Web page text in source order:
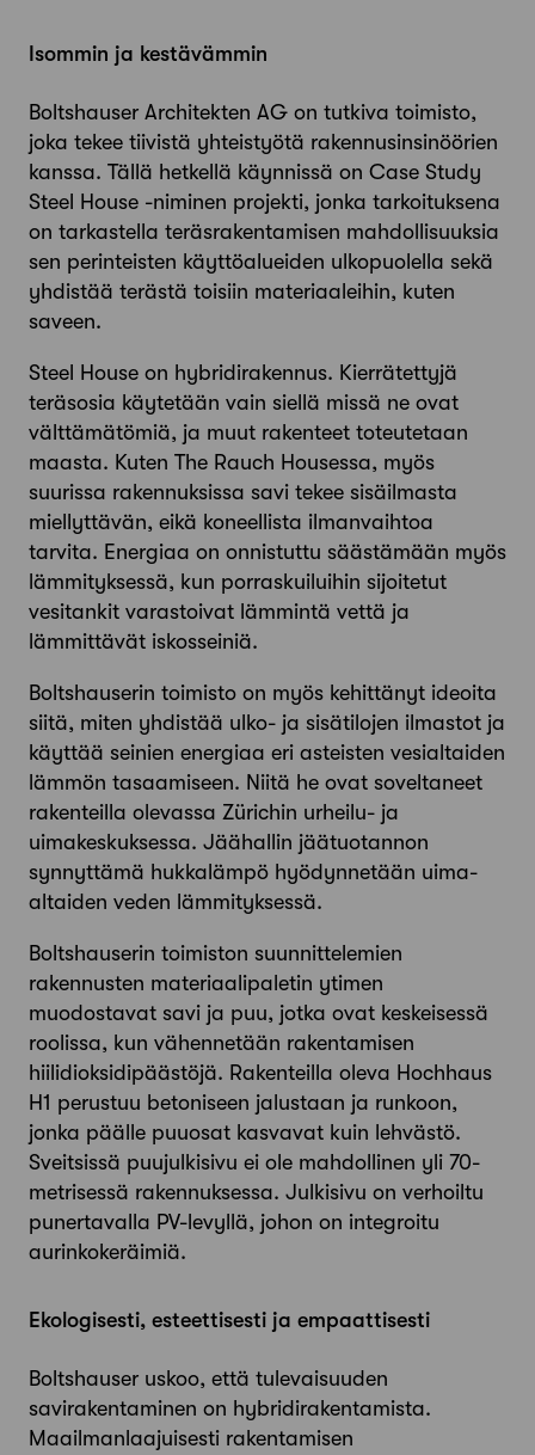
Isommin ja kestävämmin
Boltshauser Architekten AG on tutkiva toimisto,
joka tekee tiivistä yhteistyötä rakennusinsinöörien
kanssa. Tällä hetkellä käynnissä on Case Study
Steel House -niminen projekti, jonka tarkoituksena
on tarkastella teräsrakentamisen mahdollisuuksia
sen perinteisten käyttöalueiden ulkopuolella sekä
yhdistää terästä toisiin materiaaleihin, kuten
saveen.
Steel House on hybridirakennus. Kierrätettyjä
teräsosia käytetään vain siellä missä ne ovat
välttämätömiä, ja muut rakenteet toteutetaan
maasta. Kuten The Rauch Housessa, myös
suurissa rakennuksissa savi tekee sisäilmasta
miellyttävän, eikä koneellista ilmanvaihtoa
tarvita. Energiaa on onnistuttu säästämään myös
lämmityksessä, kun porraskuiluihin sijoitetut
vesitankit varastoivat lämmintä vettä ja
lämmittävät iskosseiniä.
Boltshauserin toimisto on myös kehittänyt ideoita
siitä, miten yhdistää ulko- ja sisätilojen ilmastot ja
käyttää seinien energiaa eri asteisten vesialtaiden
lämmön tasaamiseen. Niitä he ovat soveltaneet
rakenteilla olevassa Zürichin urheilu- ja
uimakeskuksessa. Jäähallin jäätuotannon
synnyttämä hukkalämpö hyödynnetään uima-
altaiden veden lämmityksessä.
Boltshauserin toimiston suunnittelemien
rakennusten materiaalipaletin ytimen
muodostavat savi ja puu, jotka ovat keskeisessä
roolissa, kun vähennetään rakentamisen
hiilidioksidipäästöjä. Rakenteilla oleva Hochhaus
H1 perustuu betoniseen jalustaan ja runkoon,
jonka päälle puuosat kasvavat kuin lehvästö.
Sveitsissä puujulkisivu ei ole mahdollinen yli 70-
metrisessä rakennuksessa. Julkisivu on verhoiltu
punertavalla PV-levyllä, johon on integroitu
aurinkokeräimiä.
Ekologisesti, esteettisesti ja empaattisesti
Boltshauser uskoo, että tulevaisuuden
savirakentaminen on hybridirakentamista.
Maailmanlaajuisesti rakentamisen